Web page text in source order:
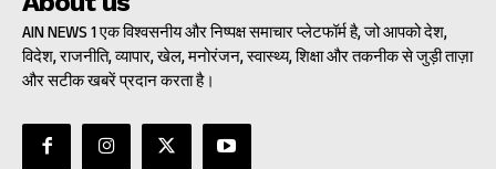
AIN NEWS 1 एक विश्वसनीय और निष्पक्ष समाचार प्लेटफॉर्म है, जो आपको देश,
विदेश, राजनीति, व्यापार, खेल, मनोरंजन, स्वास्थ्य, शिक्षा और तकनीक से जुड़ी ताज़ा
और सटीक खबरें प्रदान करता है।